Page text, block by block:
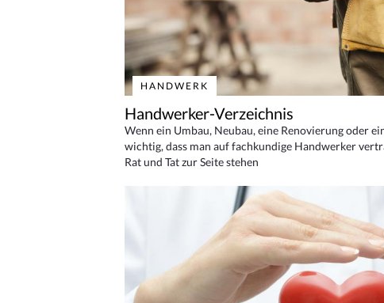
HANDWERK
Handwerker-Verzeichnis
Wenn ein Umbau, Neubau, eine Renovierung oder
wichtig, dass man auf fachkundige Handwerker
Rat und Tat zur Seite stehen